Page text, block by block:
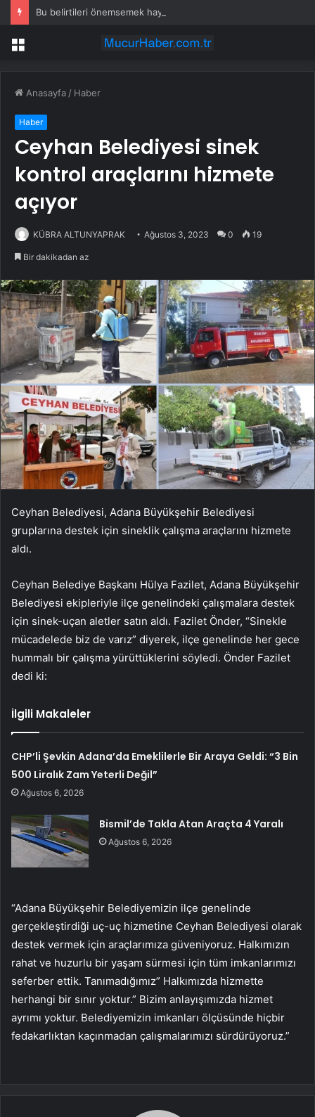
Bu belirtileri önemsemek hayat kurtarıyor
Menü
Anasayfa / Haber
Haber
Ceyhan Belediyesi sinek
kontrol araçlarını hizmete
açıyor
KÜBRA ALTUNYAPRAK Ağustos 3, 2023 0 19
Bir dakikadan az
Ceyhan Belediyesi, Adana Büyükşehir Belediyesi
gruplarına destek için sineklik çalışma araçlarını hizmete
aldı.
Ceyhan Belediye Başkanı Hülya Fazilet, Adana Büyükşehir
Belediyesi ekipleriyle ilçe genelindeki çalışmalara destek
için sinek-uçan aletler satın aldı. Fazilet Önder, “Sinekle
mücadelede biz de varız” diyerek, ilçe genelinde her gece
hummalı bir çalışma yürüttüklerini söyledi. Önder Fazilet
dedi ki:
İlgili Makaleler
CHP’li Şevkin Adana’da Emeklilerle Bir Araya Geldi: “3 Bin
500 Liralık Zam Yeterli Değil”
Ağustos 6, 2026
Bismil’de Takla Atan Araçta 4 Yaralı
Ağustos 6, 2026
“Adana Büyükşehir Belediyemizin ilçe genelinde
gerçekleştirdiği uç-uç hizmetine Ceyhan Belediyesi olarak
destek vermek için araçlarımıza güveniyoruz. Halkımızın
rahat ve huzurlu bir yaşam sürmesi için tüm imkanlarımızı
seferber ettik. Tanımadığımız” Halkımızda hizmette
herhangi bir sınır yoktur.” Bizim anlayışımızda hizmet
ayrımı yoktur. Belediyemizin imkanları ölçüsünde hiçbir
fedakarlıktan kaçınmadan çalışmalarımızı sürdürüyoruz.”